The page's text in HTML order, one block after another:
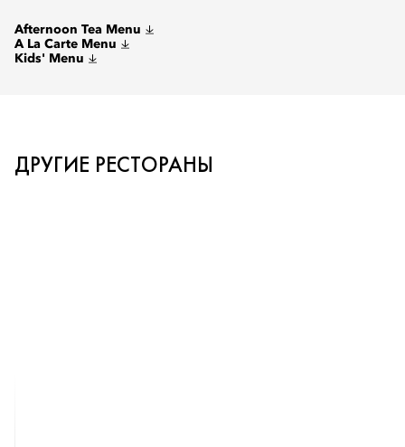
Afternoon Tea Menu
A La Carte Menu
Kids' Menu
ДРУГИЕ РЕСТОРАНЫ